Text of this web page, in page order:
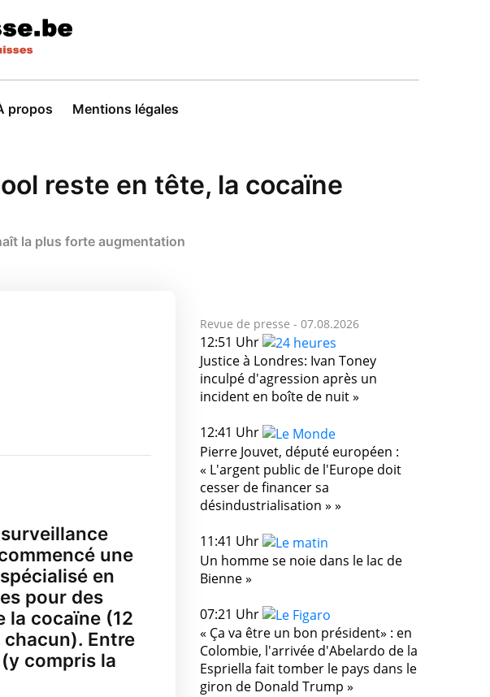
propos Mentions légales
reste en tête, la cocaïne
la plus forte augmentation
une
en
pour des
la cocaïne (12
Entre
compris la
Revue de presse - 07.08.2026
12:51 Uhr
Justice à Londres: Ivan Toney
inculpé d'agression après un
incident en boîte de nuit »
12:41 Uhr
Pierre Jouvet, député européen :
« L'argent public de l'Europe doit
cesser de financer sa
désindustrialisation » »
11:41 Uhr
Un homme se noie dans le lac de
Bienne »
07:21 Uhr
« Ça va être un bon président» : en
Colombie, l'arrivée d'Abelardo de la
Espriella fait tomber le pays dans le
giron de Donald Trump »